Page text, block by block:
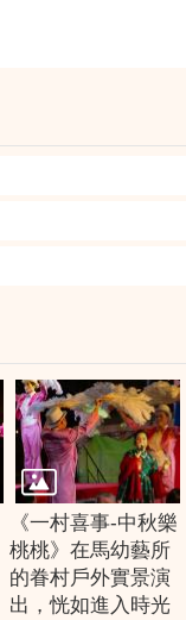
《一村喜事-中秋樂
桃桃》在馬幼藝所
的眷村戶外實景演
出，恍如進入時光